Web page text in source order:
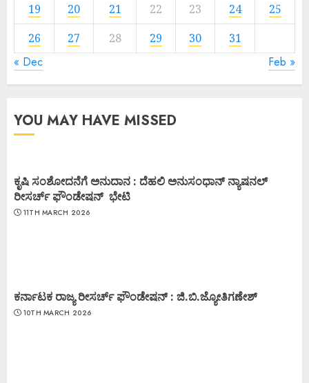
19
20 21 22 23 24
25
26
27 28 29 30 31
« Dec Feb »
YOU MAY HAVE MISSED
ಕೃಷಿ ಸಂಶೋದನೆಗೆ ಅನುದಾನ : ದೆಹಲಿ ಅನುಸಂಧಾನ್ ನ್ಯಾಷನಲ್
ರೀಸರ್ಚ್ ಫೌಂಡೇಷನ್ ಭೇಟಿ
11TH MARCH 2026
ಕರ್ನಾಟಕ ರಾಜ್ಯ ರೀಸರ್ಚ್ ಫೌಂಡೇಷನ್ : ಜಿ.ಬಿ.ಜ್ಯೋತಿಗಣೇಶ್
10TH MARCH 2026